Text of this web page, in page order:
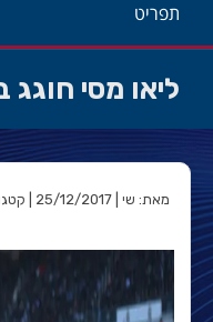
תפריט
ליאו מסי חוגג
מאת: שי | 25/12/2017 | קטגוריה: